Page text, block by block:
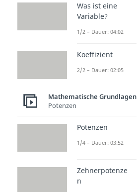
Was ist eine
Variable?
1/2 – Dauer: 04:02
Koeffizient
2/2 – Dauer: 02:05
Mathematische Grundlagen
Potenzen
Potenzen
1/4 – Dauer: 03:52
Zehnerpotenze
n